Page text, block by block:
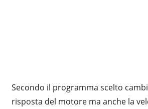
Secondo il programma scelto
risposta del motore ma anche la